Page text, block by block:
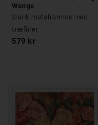
Wenge
Slank metalramme med
træfiner
579 kr